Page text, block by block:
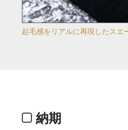
起毛感をリアルに再現したスエ
納期